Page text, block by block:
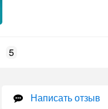
5
Написать отзыв